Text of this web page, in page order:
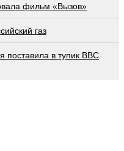
фильм «Вызов»
газ
поставила в тупик ВВС